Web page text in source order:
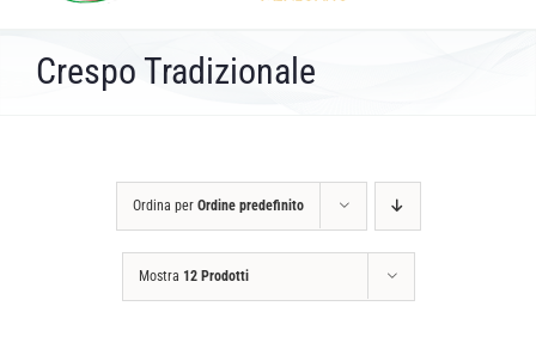
Crespo Tradizionale
Ordina per Ordine predefinito
Mostra 12 Prodotti